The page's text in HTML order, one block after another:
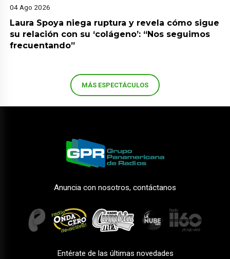
04 Ago 2026
Laura Spoya niega ruptura y revela cómo sigue
su relación con su ‘colágeno’: “Nos seguimos
frecuentando”
MÁS ESPECTÁCULOS
Anuncia con nosotros, contáctanos
Entérate de las últimas novedades